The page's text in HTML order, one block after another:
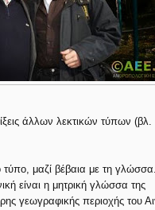
άλλων λεκτικών τύπων (βλ.
τύπο, μαζί βέβαια με τη
είναι η μητρική γλώσσα της
γεωγραφικής περιοχής του